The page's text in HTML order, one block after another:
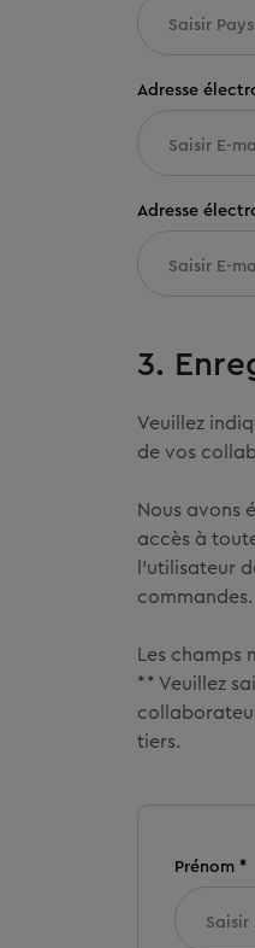
Adresse
Adresse
3.
Veuillez
de vos
Nous avons
accès à
l’utilisateur
commandes.
Les
** Veuillez
tiers.
Prénom *